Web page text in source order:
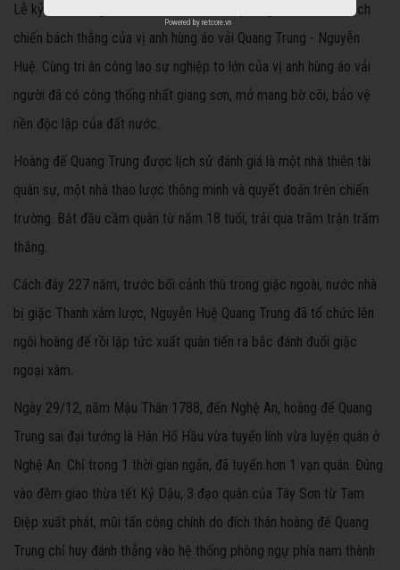
Lễ kỷ niệm cũng là để ôn lại chiến tích lẫy lừng và tinh thần bách
chiến bách thắng của vị anh hùng áo vải Quang Trung - Nguyễn
Huệ. Cùng tri ân công lao sự nghiệp to lớn của vị anh hùng áo vải
người đã có công thống nhất giang sơn, mở mang bờ cõi, bảo vệ
nền độc lập của đất nước.
Hoàng đế Quang Trung được lịch sử đánh giá là một nhà thiên tài
quân sự, một nhà thao lược thông minh và quyết đoán trên chiến
trường. Bắt đầu cầm quân từ năm 18 tuổi, trải qua trăm trận trăm
thắng.
Cách đây 227 năm, trước bối cảnh thù trong giặc ngoài, nước nhà
bị giặc Thanh xâm lược, Nguyễn Huệ Quang Trung đã tổ chức lên
ngôi hoàng đế rồi lập tức xuất quân tiến ra bắc đánh đuổi giặc
ngoại xâm.
Ngày 29/12, năm Mậu Thân 1788, đến Nghệ An, hoàng đế Quang
Trung sai đại tướng là Hán Hổ Hầu vừa tuyển lính vừa luyện quân ở
Nghệ An. Chỉ trong 1 thời gian ngắn, đã tuyển hơn 1 vạn quân. Đúng
vào đêm giao thừa tết Kỷ Dậu, 3 đạo quân của Tây Sơn từ Tam
Điệp xuất phát, mũi tấn công chính do đích thân hoàng đế Quang
Trung chỉ huy đánh thẳng vào hệ thống phòng ngự phía nam thành
Powered by netcore.vn